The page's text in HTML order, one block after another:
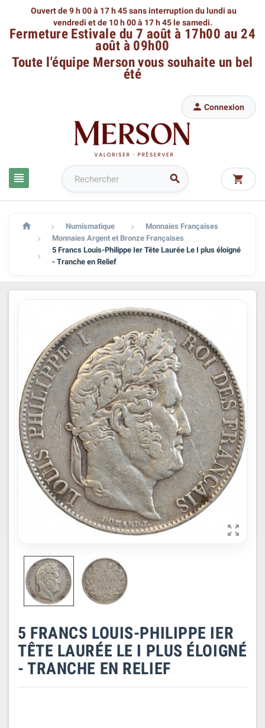
Ouvert de 9 h 00 à 17 h 45 sans interruption du lundi au
vendredi et de 10 h 00 à 17 h 45 le samedi.
Fermeture Estivale du 7 août à 17h00 au 24
août à 09h00
Toute l'équipe Mersonvous souhaite un bel
été
 
 Connexion

  Numismatique  Monnaies Françaises
 Monnaies Argent et Bronze Françaises

5 Francs Louis-Philippe Ier Tête Laurée Le I plus éloigné
- Tranche en Relief

5 FRANCS LOUIS-PHILIPPE IER
TÊTE LAURÉE LE I PLUS ÉLOIGNÉ
- TRANCHE EN RELIEF